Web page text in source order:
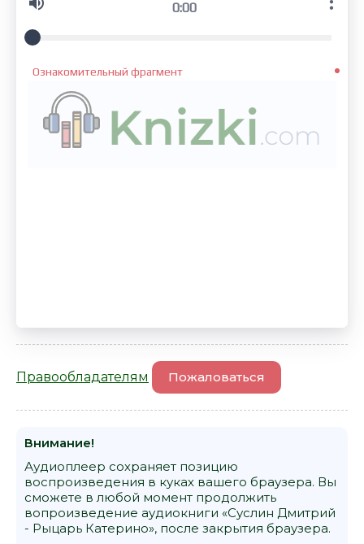
0:00
Ознакомительный фрагмент
Правообладателям Пожаловаться
Внимание!
Аудиоплеер сохраняет позицию
воспроизведения в куках вашего браузера. Вы
сможете в любой момент продолжить
вопроизведение аудиокниги «Суслин Дмитрий
- Рыцарь Катерино», после закрытия браузера.